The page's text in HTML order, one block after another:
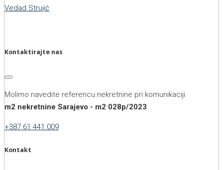
Vedad Strujić
Kontaktirajte nas
Molimo navedite referencu nekretnine pri komunikaciji
m2 nekretnine Sarajevo - m2 028p/2023
+387 61 441 009
Kontakt